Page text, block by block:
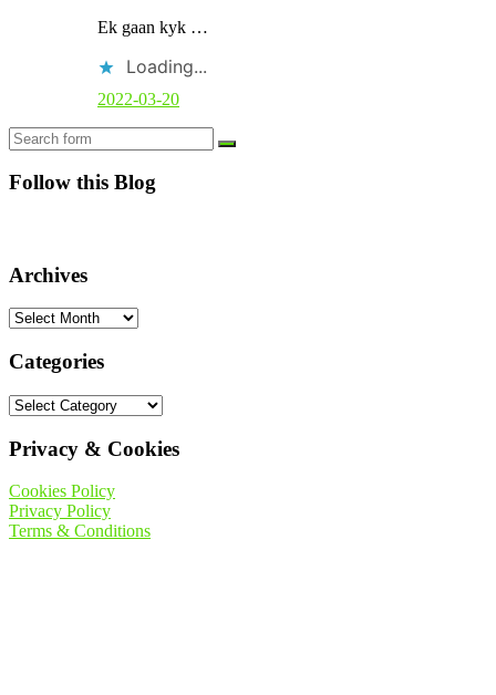
m
e
b
s
r
Ek gaan kyk …
Loading...
2022-03-20
Search
Follow this Blog
Archives
Archives
Categories
Categories
Privacy & Cookies
Cookies Policy
Privacy Policy
Terms & Conditions